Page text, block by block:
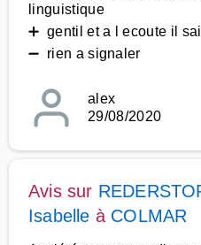
linguistique
➕ gentil et a l ecoute il
➖ rien a signaler
alex
29/08/2020
Avis sur
Isabelle à COLMAR